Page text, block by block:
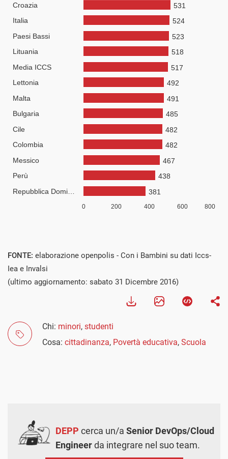
FONTE: elaborazione openpolis - Con i Bambini su dati Iccs-
Iea e Invalsi
(ultimo aggiornamento: sabato 31 Dicembre 2016)
Chi: minori, studenti
Cosa: cittadinanza, Povertà educativa, Scuola
DEPP cerca un/a Senior DevOps/Cloud
Engineerda integrare nel suo team.